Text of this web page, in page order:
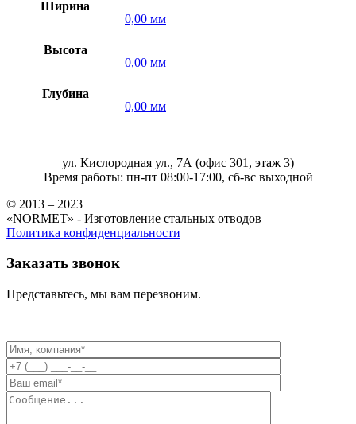
Ширина
0,00 мм
Высота
0,00 мм
Глубина
0,00 мм
ул. Кислородная ул., 7А (офис 301, этаж 3)
Время работы: пн-пт 08:00-17:00, сб-вс выходной
© 2013 – 2023
«NORMET» - Изготовление стальных отводов
Политика конфиденциальности
Заказать звонок
Представьтесь, мы вам перезвоним.